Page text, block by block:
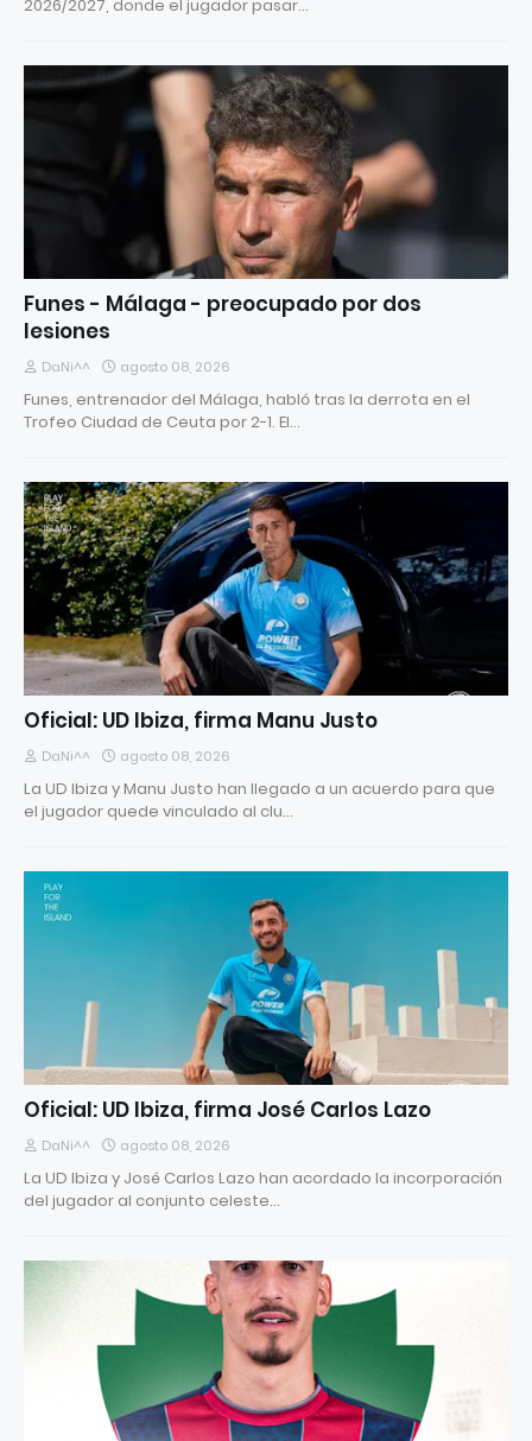
2026/2027, donde el jugador pasar…
Funes - Málaga - preocupado por dos
lesiones
DaNi^^ agosto 08, 2026
Funes, entrenador del Málaga, habló tras la derrota en el
Trofeo Ciudad de Ceuta por 2-1. El…
Oficial: UD Ibiza, firma Manu Justo
DaNi^^ agosto 08, 2026
La UD Ibiza y Manu Justo han llegado a un acuerdo para que
el jugador quede vinculado al clu…
Oficial: UD Ibiza, firma José Carlos Lazo
DaNi^^ agosto 08, 2026
La UD Ibiza y José Carlos Lazo han acordado la incorporación
del jugador al conjunto celeste…